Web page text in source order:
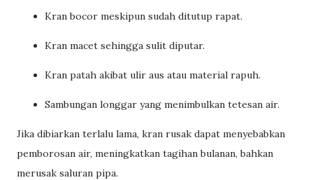
Kran bocor meskipun sudah ditutup rapat.
Kran macet sehingga sulit diputar.
Kran patah akibat ulir aus atau material rapuh.
Sambungan longgar yang menimbulkan tetesan air.
Jika dibiarkan terlalu lama, kran rusak dapat menyebabkan
pemborosan air, meningkatkan tagihan bulanan, bahkan
merusak saluran pipa.